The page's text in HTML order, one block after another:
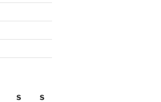
S S